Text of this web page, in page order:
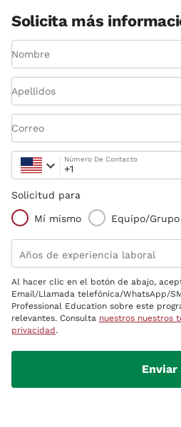
Solicita más
Nombre
Apellidos
Correo
Número De Contacto
Solicitud para
Mí mismo Equipo/Grupo
Años de experiencia laboral
Al hacer clic en el botón de abajo,
Email/Llamada telefónica/WhatsApp/
Professional Education sobre este
relevantes. Consulta nuestros nuestros
privacidad .
Enviar